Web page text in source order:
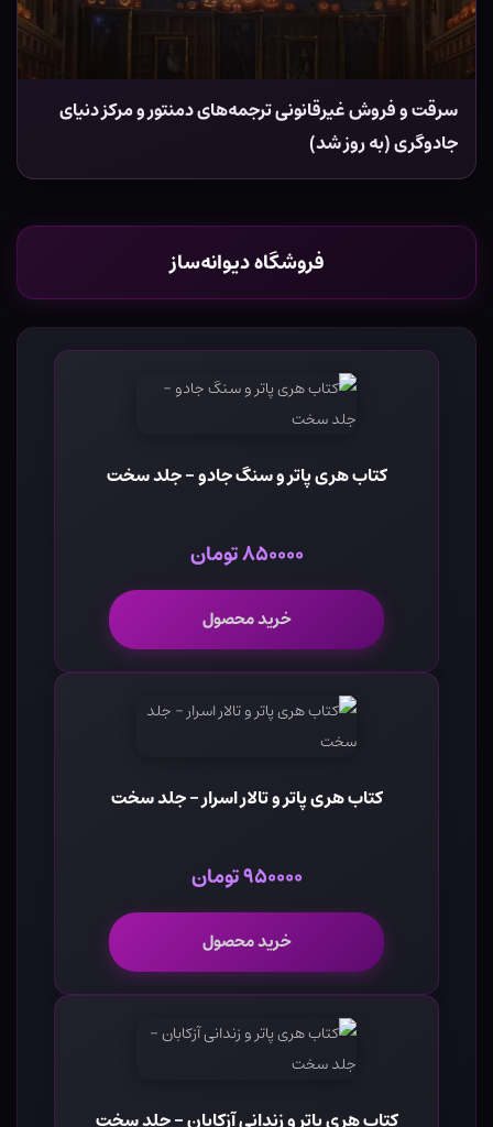
سرقت و فروش غیرقانونی ترجمه‌های دمنتور و مرکز دنیای
جادوگری (به روز شد)
فروشگاه دیوانه‌ساز
کتاب هری پاتر و سنگ جادو - جلد سخت
۸۵۰۰۰۰ تومان
خرید محصول
کتاب هری پاتر و تالار اسرار - جلد سخت
۹۵۰۰۰۰ تومان
خرید محصول
کتاب هری پاتر و زندانی آزکابان - جلد سخت